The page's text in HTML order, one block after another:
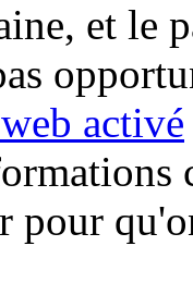
et le
activé
pour